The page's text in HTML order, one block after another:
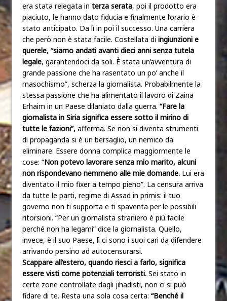
era stata relegata in terza serata, poi il prodotto era
piaciuto, le hanno dato fiducia e finalmente l’orario è
stato anticipato. Da lì in poi il successo. Una carriera
che però non è stata facile. Costellata di ingiunzioni e
querele, “siamo andati avanti dieci anni senza tutela
legale, garantendoci da soli. È stata un’avventura di
grande passione che ha rasentato un po’ anche il
masochismo”, scherza la giornalista. Probabilmente la
stessa passione che ha alimentato il lavoro di Zaina
Erhaim in un Paese dilaniato dalla guerra. “Fare la
giornalista in Siria significa essere sotto il mirino di
tutte le fazioni”, afferma. Se non si diventa strumenti
di propaganda si è un bersaglio, un nemico da
eliminare. Essere donna complica maggiormente le
cose: “Non potevo lavorare senza mio marito, alcuni
non rispondevano nemmeno alle mie domande. Lui era
diventato il mio fixer a tempo pieno”. La censura arriva
da tutte le parti, regime di Assad in primis: il tuo
governo non ti supporta e ti spaventa per le possibili
ritorsioni. “Per un giornalista straniero è più facile
perché non ha legami” dice la giornalista. Quello,
invece, è il suo Paese, lì ci sono i suoi cari da difendere
arrivando persino ad autocensurarsi.
Scappare all’estero, quando riesci a farlo, significa
essere visti come potenziali terroristi. Sei stato in
certe zone controllate dagli jihadisti, non ci si può
fidare di te. Resta una sola cosa certa: “Benché il